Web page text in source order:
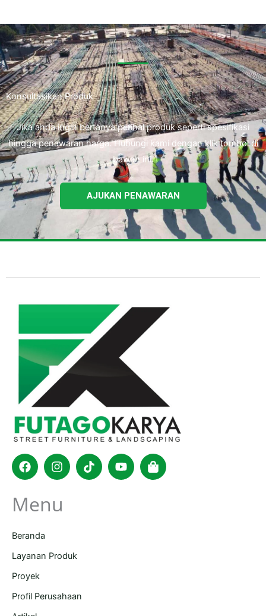
Konsultasikan Produk
Jika anda ingin bertanya perihal produk seperti spesifikasi
hingga penawaran harga. Hubungi kami dengan klik tombol di
bawah ini.
AJUKAN PENAWARAN
FacebookInstagram
TiktokYoutubeShopping-
bag
Menu
Beranda
Layanan Produk
Proyek
Profil Perusahaan